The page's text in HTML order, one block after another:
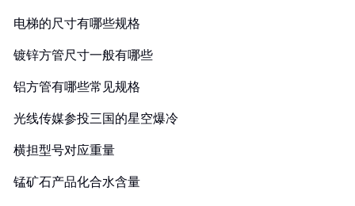
电梯的尺寸有哪些规格
镀锌方管尺寸一般有哪些
铝方管有哪些常见规格
光线传媒参投三国的星空爆冷
横担型号对应重量
锰矿石产品化合水含量